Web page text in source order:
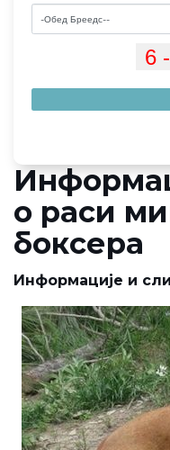
о раси
боксера
Информације и